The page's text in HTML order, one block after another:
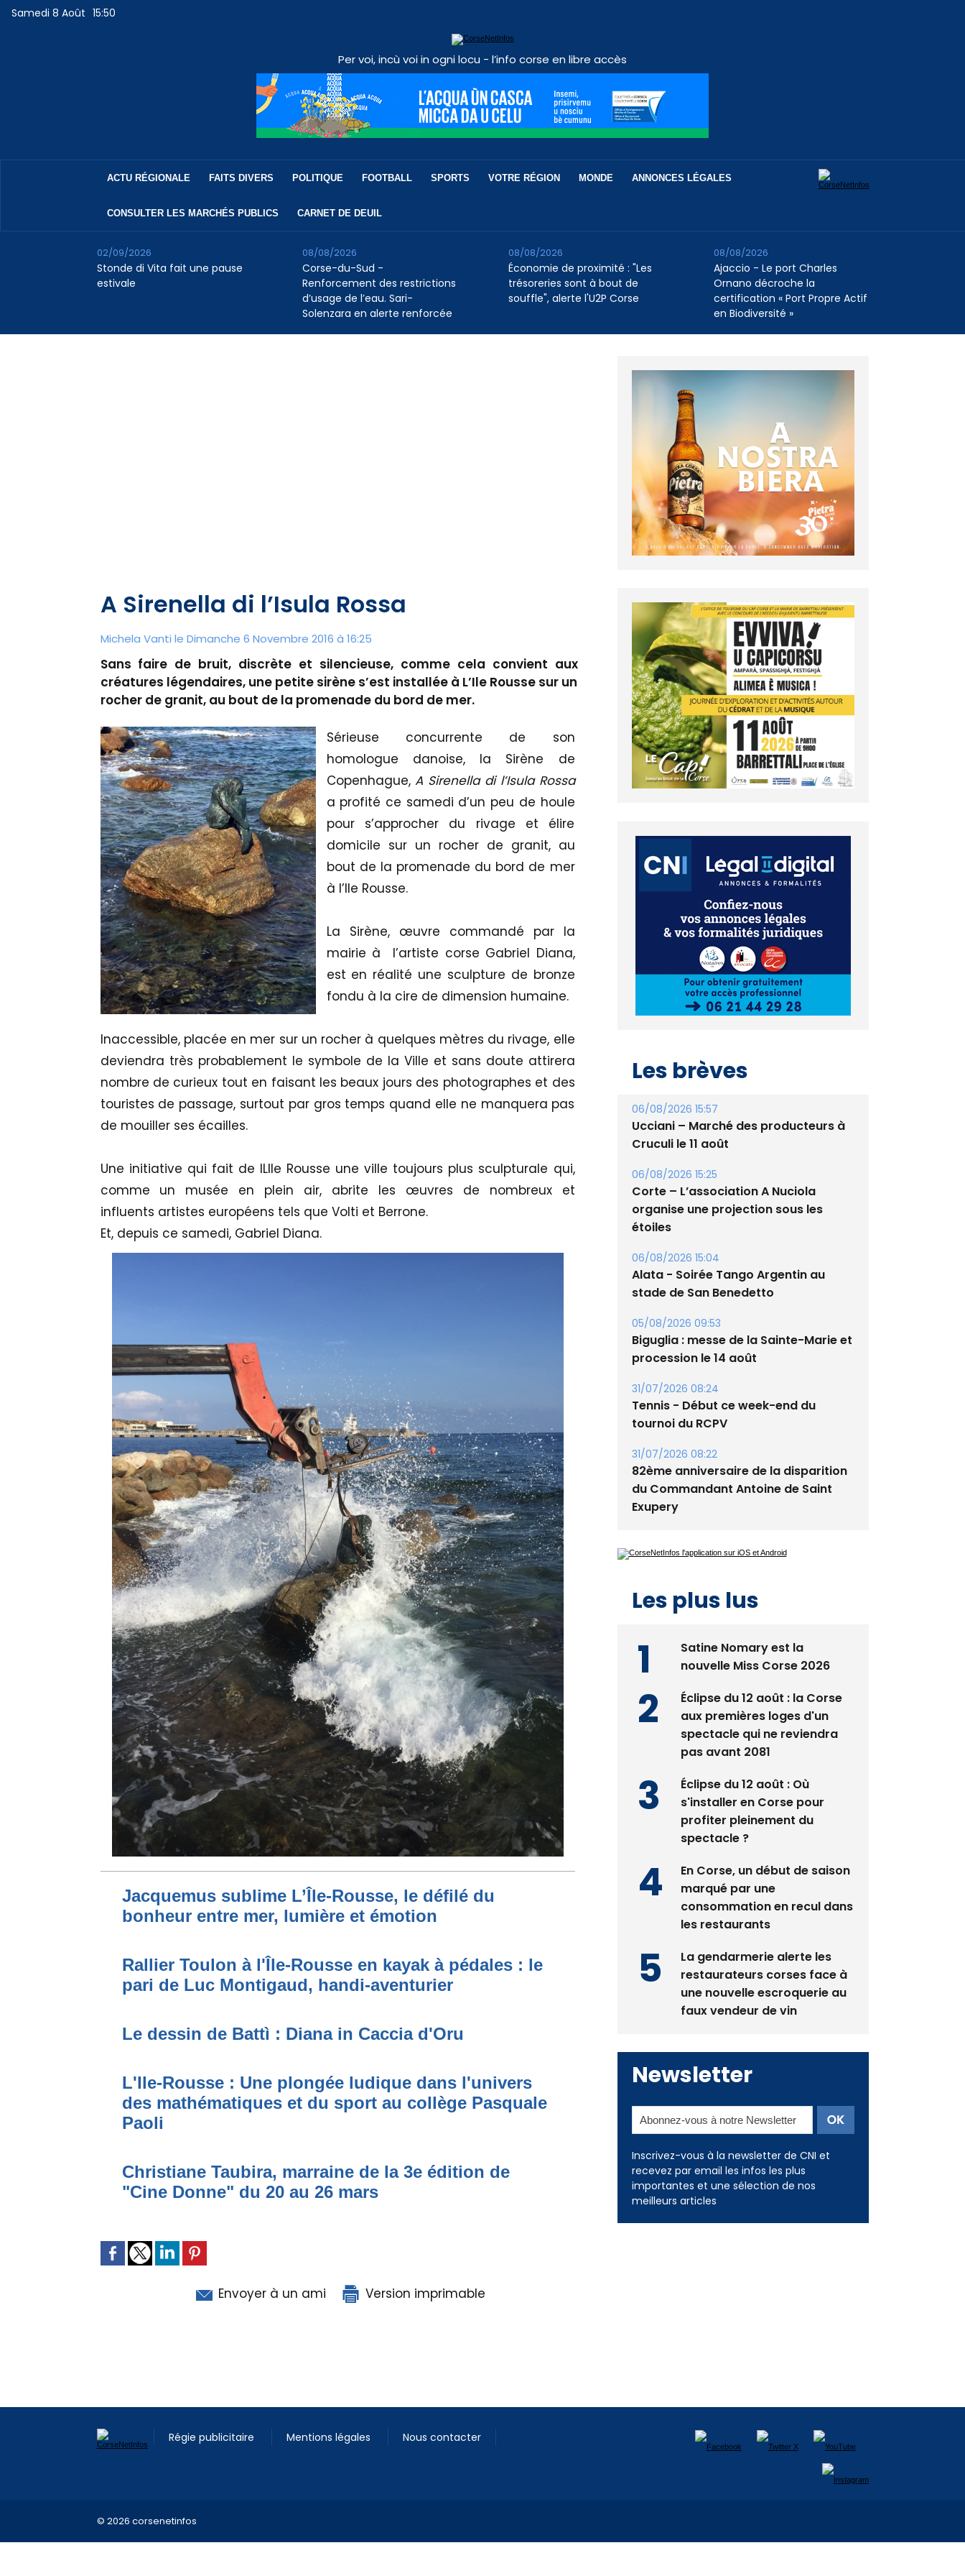
Samedi 8 Août 15:50
Per voi, incù voi in ogni locu - l’info corse en libre accès
ACTU RÉGIONALE FAITS DIVERS POLITIQUE FOOTBALL SPORTS VOTRE RÉGION MONDE ANNONCES LÉGALES
CONSULTER LES MARCHÉS PUBLICS CARNET DE DEUIL
Stonde di Vita fait une pause
estivale
02/09/2026
Corse-du-Sud -
Renforcement des restrictions
d’usage de l’eau. Sari-
Solenzara en alerte renforcée
08/08/2026
Économie de proximité : "Les
trésoreries sont à bout de
souffle", alerte l'U2P Corse
08/08/2026
Ajaccio - Le port Charles
Ornano décroche la
certification « Port Propre Actif
en Biodiversité »
08/08/2026
A Sirenella di l’Isula Rossa
Michela Vanti le Dimanche 6 Novembre 2016 à 16:25
Sans faire de bruit, discrète et silencieuse, comme cela convient aux
créatures légendaires, une petite sirène s’est installée à L’Ile Rousse sur un
rocher de granit, au bout de la promenade du bord de mer.
Sérieuse concurrente de son
homologue danoise, la Sirène de
Copenhague,A Sirenella di l’Isula Rossa
a profité ce samedi d’un peu de houle
pour s’approcher du rivage et élire
domicile sur un rocher de granit, au
bout de la promenade du bord de mer
à l’Ile Rousse.
La Sirène, œuvre commandé par la
mairie à l’artiste corse Gabriel Diana,
est en réalité une sculpture de bronze
fondu à la cire de dimension humaine.
Inaccessible, placée en mer sur un rocher à quelques mètres du rivage, elle
deviendra très probablement le symbole de la Ville et sans doute attirera
nombre de curieux tout en faisant les beaux jours des photographes et des
touristes de passage, surtout par gros temps quand elle ne manquera pas
de mouiller ses écailles.
Une initiative qui fait de lLIle Rousse une ville toujours plus sculpturale qui,
comme un musée en plein air, abrite les œuvres de nombreux et
influents artistes européens tels que Volti et Berrone.
Et, depuis ce samedi, Gabriel Diana.
Jacquemus sublime L’Île-Rousse, le défilé du
bonheur entre mer, lumière et émotion
Rallier Toulon à l'Île-Rousse en kayak à pédales : le
pari de Luc Montigaud, handi-aventurier
Le dessin de Battì : Diana in Caccia d'Oru
L'Ile-Rousse : Une plongée ludique dans l'univers
des mathématiques et du sport au collège Pasquale
Paoli
Christiane Taubira, marraine de la 3e édition de
"Cine Donne" du 20 au 26 mars
Envoyer à un ami Version imprimable
06/08/2026 15:57
Cruculi le 11 août
06/08/2026 15:25
organise une projection sous les
étoiles
06/08/2026 15:04
stade de San Benedetto
05/08/2026 09:53
procession le 14 août
31/07/2026 08:24
tournoi du RCPV
31/07/2026 08:22
du Commandant Antoine de Saint
Exupery
Éclipse du 12 août : la Corse
spectacle qui ne reviendra
pas avant 2081
Éclipse du 12 août : Où
profiter pleinement du
spectacle ?
En Corse, un début de saison
consommation en recul dans
les restaurants
La gendarmerie alerte les
une nouvelle escroquerie au
faux vendeur de vin
Inscrivez-vous à la newsletter de CNI et
recevez par email les infos les plus
importantes et une sélection de nos
meilleurs articles
Régie publicitaire Mentions légales Nous contacter
© 2026 corsenetinfos